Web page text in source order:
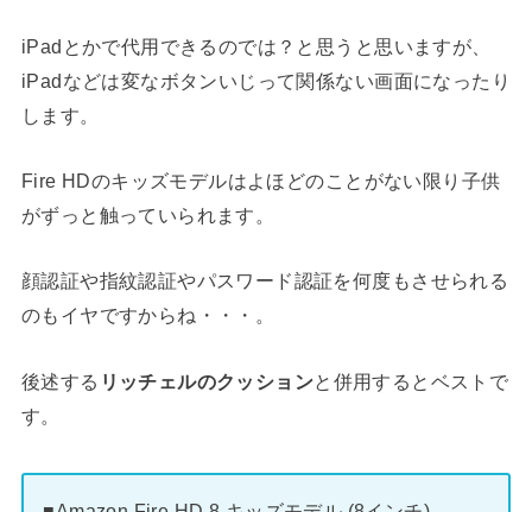
iPadとかで代用できるのでは？と思うと思いますが、
iPadなどは変なボタンいじって関係ない画面になったり
します。
Fire HDのキッズモデルはよほどのことがない限り子供
がずっと触っていられます。
顔認証や指紋認証やパスワード認証を何度もさせられる
のもイヤですからね・・・。
後述する リッチェルのクッションと併用するとベストで
す。